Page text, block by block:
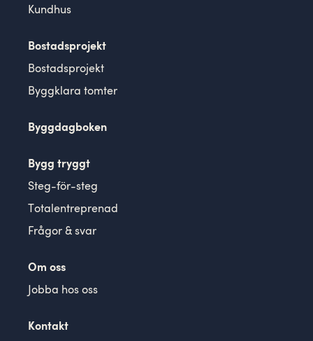
Kundhus
Bostadsprojekt
Bostadsprojekt
Byggklara tomter
Byggdagboken
Bygg tryggt
Steg-för-steg
Totalentreprenad
Frågor & svar
Om oss
Jobba hos oss
Kontakt